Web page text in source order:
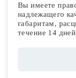
Вы имеете
надлежащего
габаритам,
течение 14